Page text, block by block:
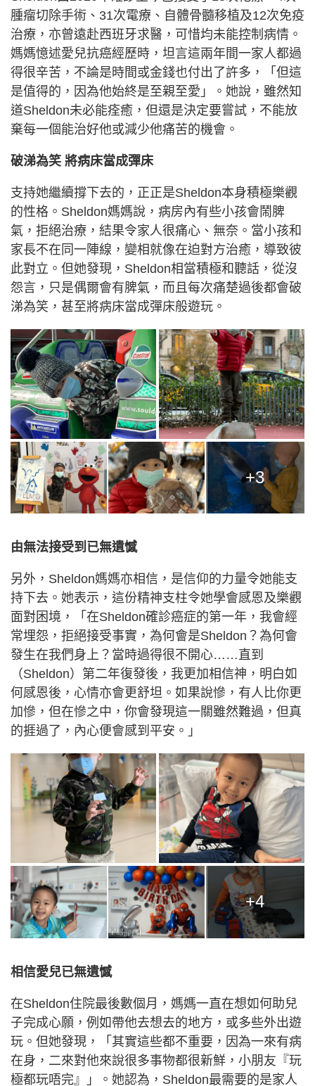
腫瘤切除手術、31次電療、自體骨髓移植及12次免疫
治療，亦曾遠赴西班牙求醫，可惜均未能控制病情。
媽媽憶述愛兒抗癌經歷時，坦言這兩年間一家人都過
得很辛苦，不論是時間或金錢也付出了許多，「但這
是值得的，因為他始終是至親至愛」。她說，雖然知
道Sheldon未必能痊癒，但還是決定要嘗試，不能放
棄每一個能治好他或減少他痛苦的機會。
破涕為笑 將病床當成彈床
支持她繼續撐下去的，正正是Sheldon本身積極樂觀
的性格。Sheldon媽媽說，病房內有些小孩會鬧脾
氣，拒絕治療，結果令家人很痛心、無奈。當小孩和
家長不在同一陣線，變相就像在迫對方治癒，導致彼
此對立。但她發現，Sheldon相當積極和聽話，從沒
怨言，只是偶爾會有脾氣，而且每次痛楚過後都會破
涕為笑，甚至將病床當成彈床般遊玩。
+3
由無法接受到已無遺憾
另外，Sheldon媽媽亦相信，是信仰的力量令她能支
持下去。她表示，這份精神支柱令她學會感恩及樂觀
面對困境，「在Sheldon確診癌症的第一年，我會經
常埋怨，拒絕接受事實，為何會是Sheldon？為何會
發生在我們身上？當時過得很不開心……直到
（Sheldon）第二年復發後，我更加相信神，明白如
何感恩後，心情亦會更舒坦。如果說慘，有人比你更
加慘，但在慘之中，你會發現這一關雖然難過，但真
的捱過了，內心便會感到平安。」
+4
相信愛兒已無遺憾
在Sheldon住院最後數個月，媽媽一直在想如何助兒
子完成心願，例如帶他去想去的地方，或多些外出遊
玩。但她發現，「其實這些都不重要，因為一來有病
在身，二來對他來說很多事物都很新鮮，小朋友『玩
極都玩唔完』」。她認為，Sheldon最需要的是家人